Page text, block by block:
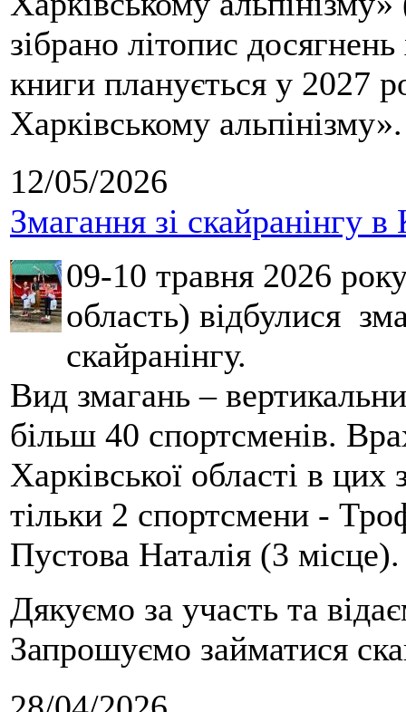
зібрано літопис
книги планується у 2027
Харківському альпінізму».
12/05/2026
Змагання зі скайранінгу в
09-10 травня 2026
область) відбулися
скайранінгу.
Вид змагань –
більш 40 спортсменів.
Харківської області в
тільки 2 спортсмени -
Пустова Наталія (3 місце).
Дякуємо за участь та
Запрошуємо займатися